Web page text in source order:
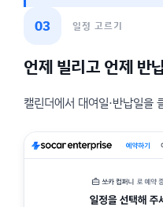
03 일정 고르기
언제 빌리고 언제 반
캘린더에서 대여일·반납일을